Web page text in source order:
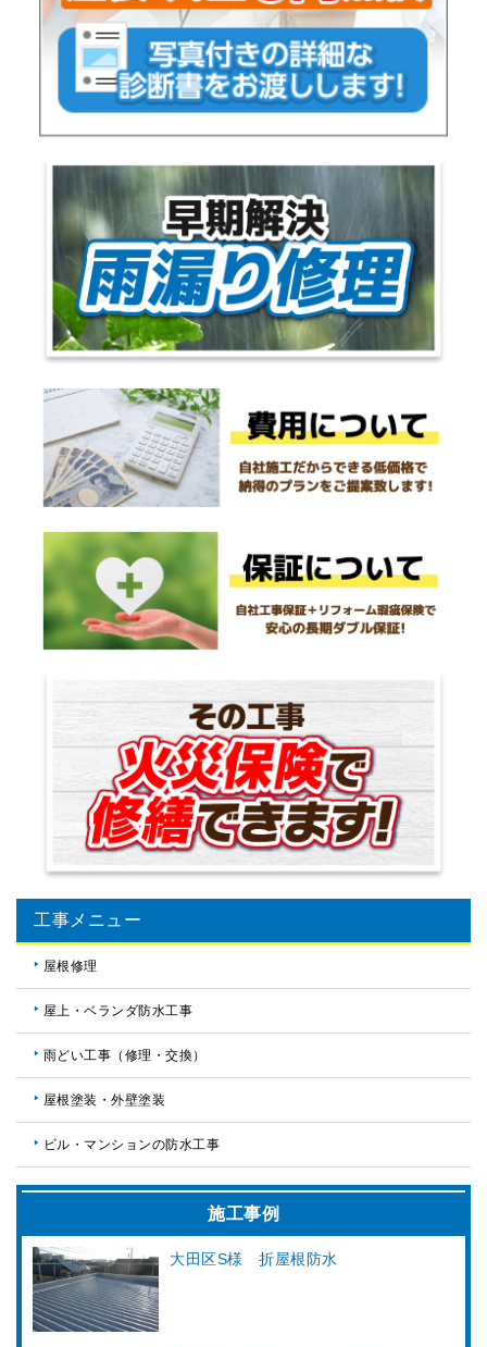
工事メニュー
屋根修理
屋上・ベランダ防水工事
雨どい工事（修理・交換）
屋根塗装・外壁塗装
ビル・マンションの防水工事
施工事例
大田区S様 折屋根防水